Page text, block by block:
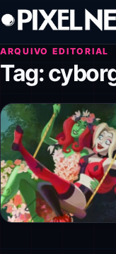
Pular para o
ARQUIVO EDITORIAL
Tag: